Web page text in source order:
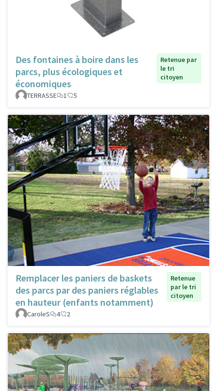
Des fontaines à boire dans les
parcs, plus écologiques et
économiques
Retenue par
le tri
citoyen
TERRASSE 1 5
Remplacer les paniers de baskets
des parcs par des paniers réglables
en hauteur (enfants notamment)
Retenue
par le tri
citoyen
CaroleS 4 2